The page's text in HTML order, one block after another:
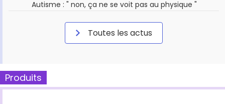
Autisme : " non, ça ne se voit pas au physique "
Toutes les actus
Produits